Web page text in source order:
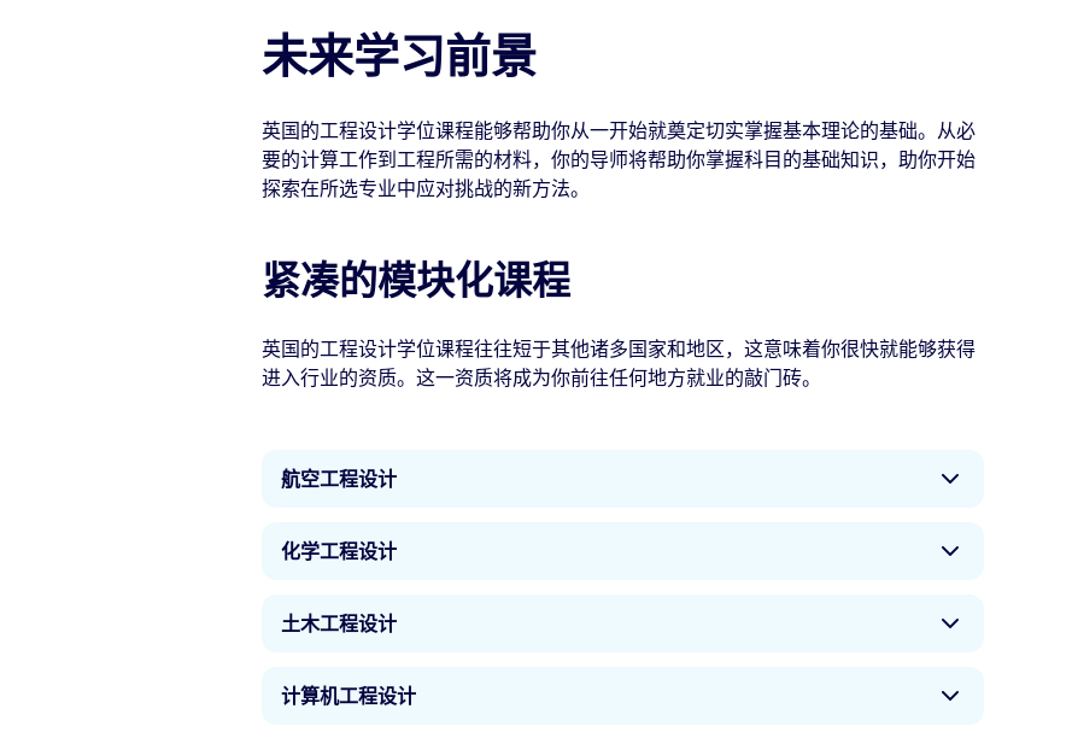
未来学习前景
英国的工程设计学位课程能够帮助你从一开始就奠定切实掌握基本理论的基础。从必
要的计算工作到工程所需的材料，你的导师将帮助你掌握科目的基础知识，助你开始
探索在所选专业中应对挑战的新方法。
紧凑的模块化课程
英国的工程设计学位课程往往短于其他诸多国家和地区，这意味着你很快就能够获得
进入行业的资质。这一资质将成为你前往任何地方就业的敲门砖。
航空工程设计
航空相关学位课程将助你在职业旅程中展翅高飞，给予你在航空及其相关专业领
域（空气动力学、推进、航天学或气动弹性力学等）工作所需的所有知识。你将
验方式，不一而足。
化学工程设计
化学和生物工艺用于制造各类实用材料。如果你拥有扎实的科学研究背景，并善
于通过分析解决难题，你将成为卓越的科学工程师，助力设计日常使用的工艺和
土木工程设计
所有国家和地区都依赖于重要的基建维持日常运转，你可以加入工程师团队，设
计并实施此类往往非常大规模的项目。英国的土木工程设计专业课程将给予你开
计算机工程设计